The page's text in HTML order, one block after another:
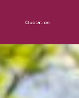
Quotation